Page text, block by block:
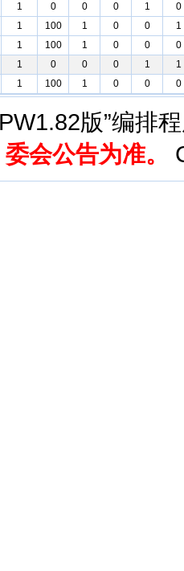
1 0 0 0 1
0
1 100 1 0 0
1
1 100 1 0 0
0
1 0 0 0 1
1
1 100 1 0 0 0
版”编排
委会公告为准。